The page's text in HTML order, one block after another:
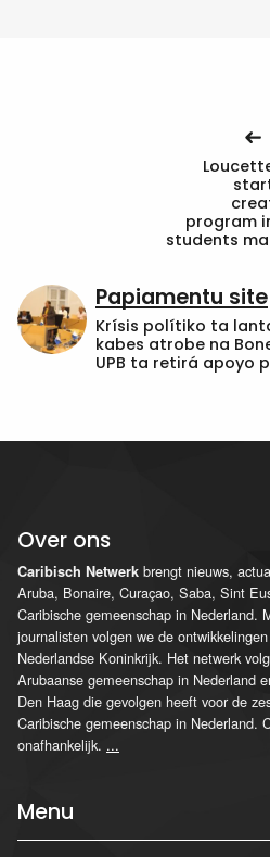
program
students
Papiamentu site
Krísis polítiko ta
kabes atrobe na
UPB ta retirá apoyo
Over ons
Caribisch Netwerk brengt nieuws,
Aruba, Bonaire, Curaçao, Saba, Sint
Caribische gemeenschap in Nederland.
journalisten volgen we de
Nederlandse Koninkrijk. Het netwerk
Arubaanse gemeenschap in Nederland
Den Haag die gevolgen heeft voor de
Caribische gemeenschap in Nederland.
onafhankelijk. ...
Menu